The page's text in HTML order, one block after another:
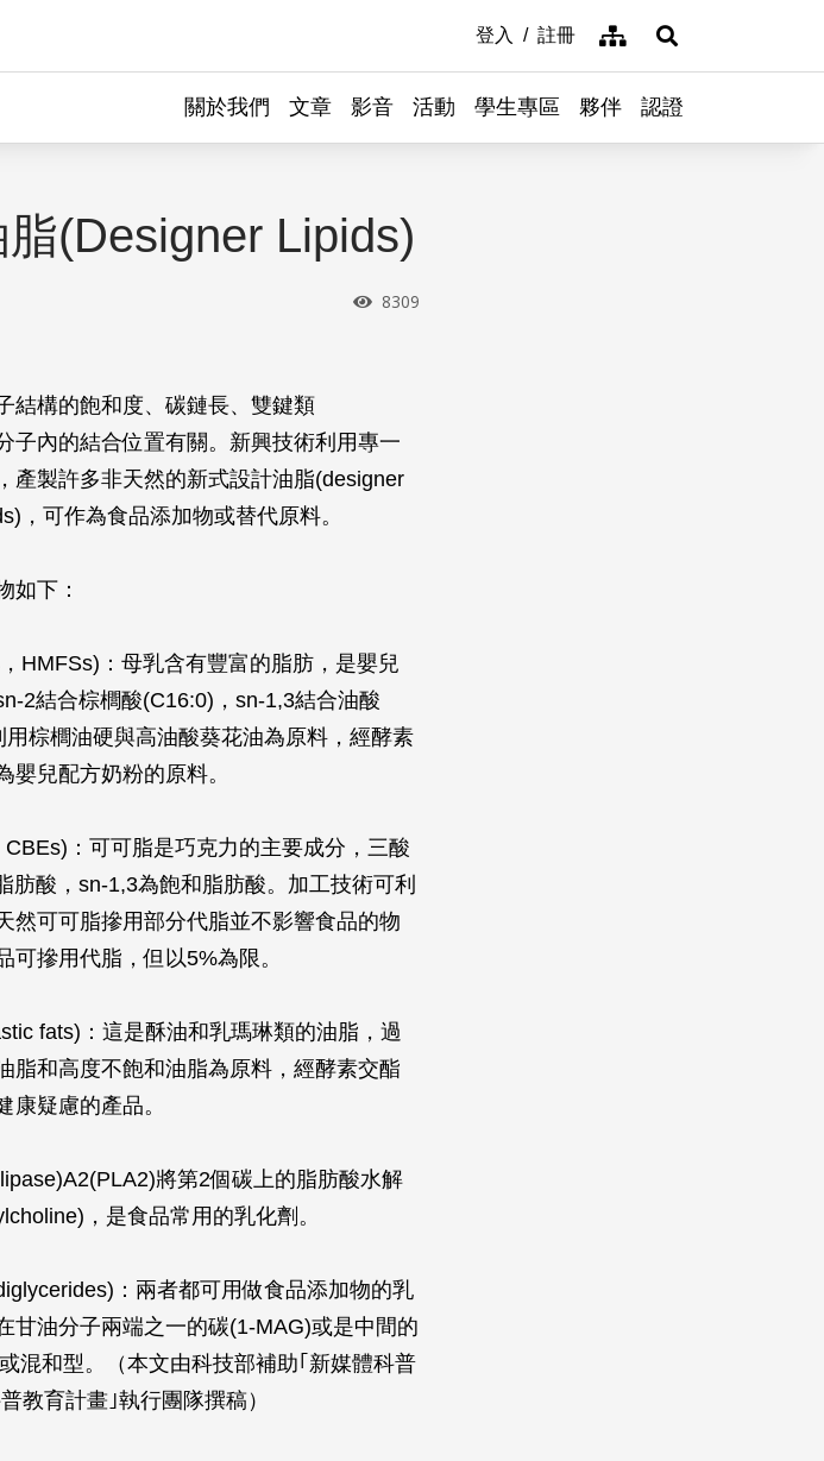
登入 註冊 網站導覽展開搜尋
關於我們 文章 影音 活動 學生專區 夥伴 認證
(Designer Lipids)
瀏覽次數
8309
結構的飽和度、碳鏈長、雙鍵類
內的結合位置有關。新興技術利用專一
產製許多非天然的新式設計油脂(designer
，可作為食品添加物或替代原料。
如下：
HMFSs)：母乳含有豐富的脂肪，是嬰兒
2結合棕櫚酸(C16:0)，sn-1,3結合油酸
棕櫚油硬與高油酸葵花油為原料，經酵素
兒配方奶粉的原料。
：可可脂是巧克力的主要成分，三酸
酸，sn-1,3為飽和脂肪酸。加工技術可利
然可可脂摻用部分代脂並不影響食品的物
摻用代脂，但以5%為限。
fats)：這是酥油和乳瑪琳類的油脂，過
脂和高度不飽和油脂為原料，經酵素交酯
疑慮的產品。
將第2個碳上的脂肪酸水解
，是食品常用的乳化劑。
：兩者都可用做食品添加物的乳
甘油分子兩端之一的碳(1-MAG)或是中間的
混和型。（本文由科技部補助｢新媒體科普
教育計畫｣執行團隊撰稿）